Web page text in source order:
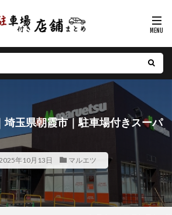
埼玉県朝霞市｜駐車場付きスーパ
年10月13日 マルエツ
県 岩手県 宮城県
秋田県
県 茨城県 栃木県
群馬県
県 東京都 神奈川県
新潟県
県 富山県
県 愛知県 三重県
滋賀県
府 兵庫県 奈良県
和歌山県
県 岡山県 広島県
山口県